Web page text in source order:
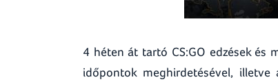
4 héten át tartó CS:GO edzések és
időpontok meghirdetésével,